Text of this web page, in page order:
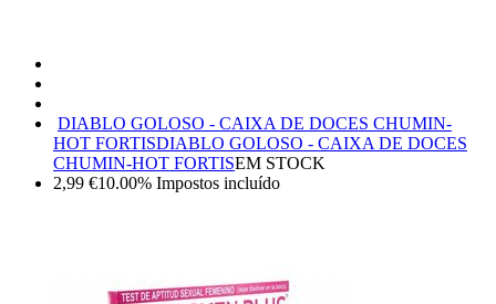
DIABLO GOLOSO - CAIXA DE DOCES CHUMIN-
HOT FORTISDIABLO GOLOSO - CAIXA DE DOCES
CHUMIN-HOT FORTISEM STOCK
2,99 €10.00% Impostos incluído